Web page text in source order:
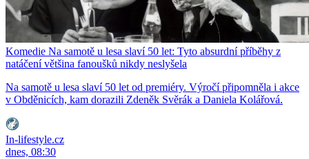
Komedie Na samotě u lesa slaví 50 let: Tyto absurdní příběhy z
natáčení většina fanoušků nikdy neslyšela
Na samotě u lesa slaví 50 let od premiéry. Výročí připomněla i akce
v Obděnicích, kam dorazili Zdeněk Svěrák a Daniela Kolářová.
In-lifestyle.cz
dnes, 08:30